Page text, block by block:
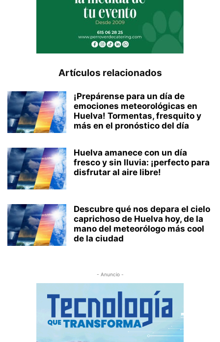
Artículos relacionados
¡Prepárense para un día de
emociones meteorológicas en
Huelva! Tormentas, fresquito y
más en el pronóstico del día
Huelva amanece con un día
fresco y sin lluvia: ¡perfecto para
disfrutar al aire libre!
Descubre qué nos depara el cielo
caprichoso de Huelva hoy, de la
mano del meteorólogo más cool
de la ciudad
- Anuncio -